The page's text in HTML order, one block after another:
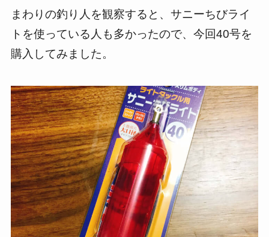
まわりの釣り人を観察すると、サニーちびライ
トを使っている人も多かったので、今回40号を
購入してみました。